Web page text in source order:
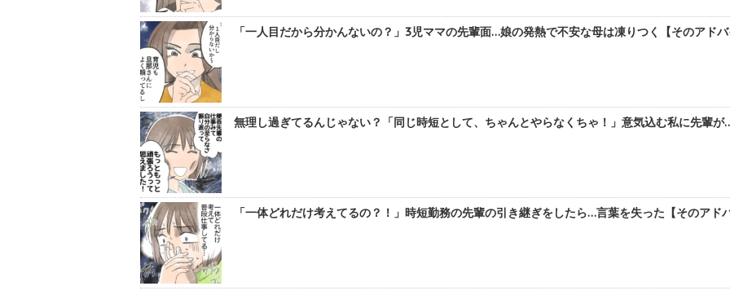
「一人目だから分かんないの？」3児ママの先輩面…娘の発熱で不安な母は凍りつく【そのアド
無理し過ぎてるんじゃない？「同じ時短として、ちゃんとやらなくちゃ！」意気込む私に先輩
「一体どれだけ考えてるの？！」時短勤務の先輩の引き継ぎをしたら…言葉を失った【そのア